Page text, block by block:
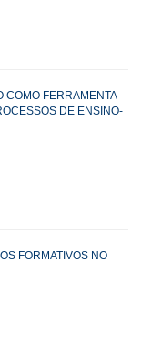
COMO FERRAMENTA
DE ENSINO-
FORMATIVOS NO